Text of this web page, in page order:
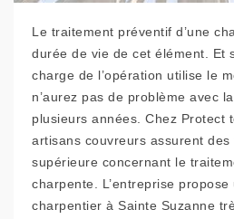
Le traitement préventif d’une
durée de vie de cet élément. Et
charge de l’opération utilise le
n’aurez pas de problème avec
plusieurs années. Chez Protect
artisans couvreurs assurent
supérieure concernant le
charpente. L’entreprise
charpentier à Sainte Suzanne